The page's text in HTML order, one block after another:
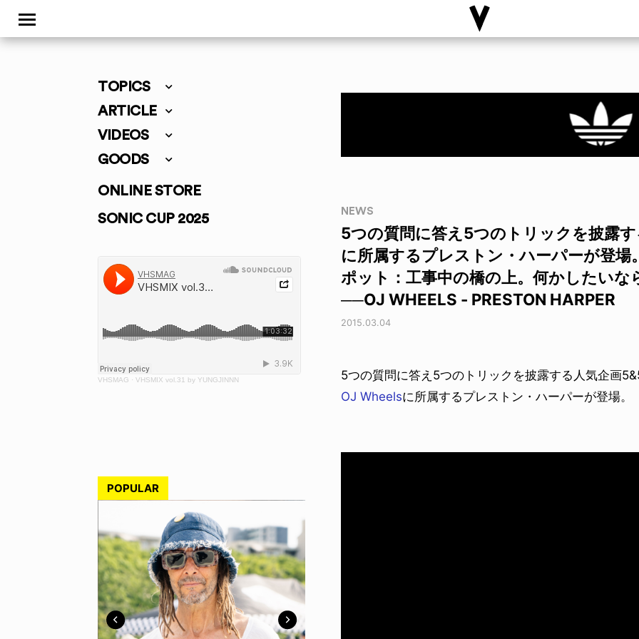
TOPICS
ARTICLE
VIDEOS
GOODS
ONLINE STORE
SONIC CUP 2025
VHSMAG · VHSMIX vol.31 by YUNGJINNN
POPULAR
NEWS
5つの質問に答え5つのトリックを披露
に所属するプレストン・ハーパーが登
ポット：工事中の橋の上。何かしたい
──OJ WHEELS - PRESTON HARPER
2015.03.04
5つの質問に答え5つのトリックを披露する人気企画
OJ Wheelsに所属するプレストン・ハーパーが登場。